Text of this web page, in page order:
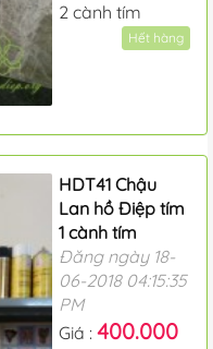
2 cành tím
Hết hàng
HDT41 Chậu
Lan hồ Điệp tím
1 cành tím
Đăng ngày 18-
06-2018 04:15:35
PM
Giá : 400.000